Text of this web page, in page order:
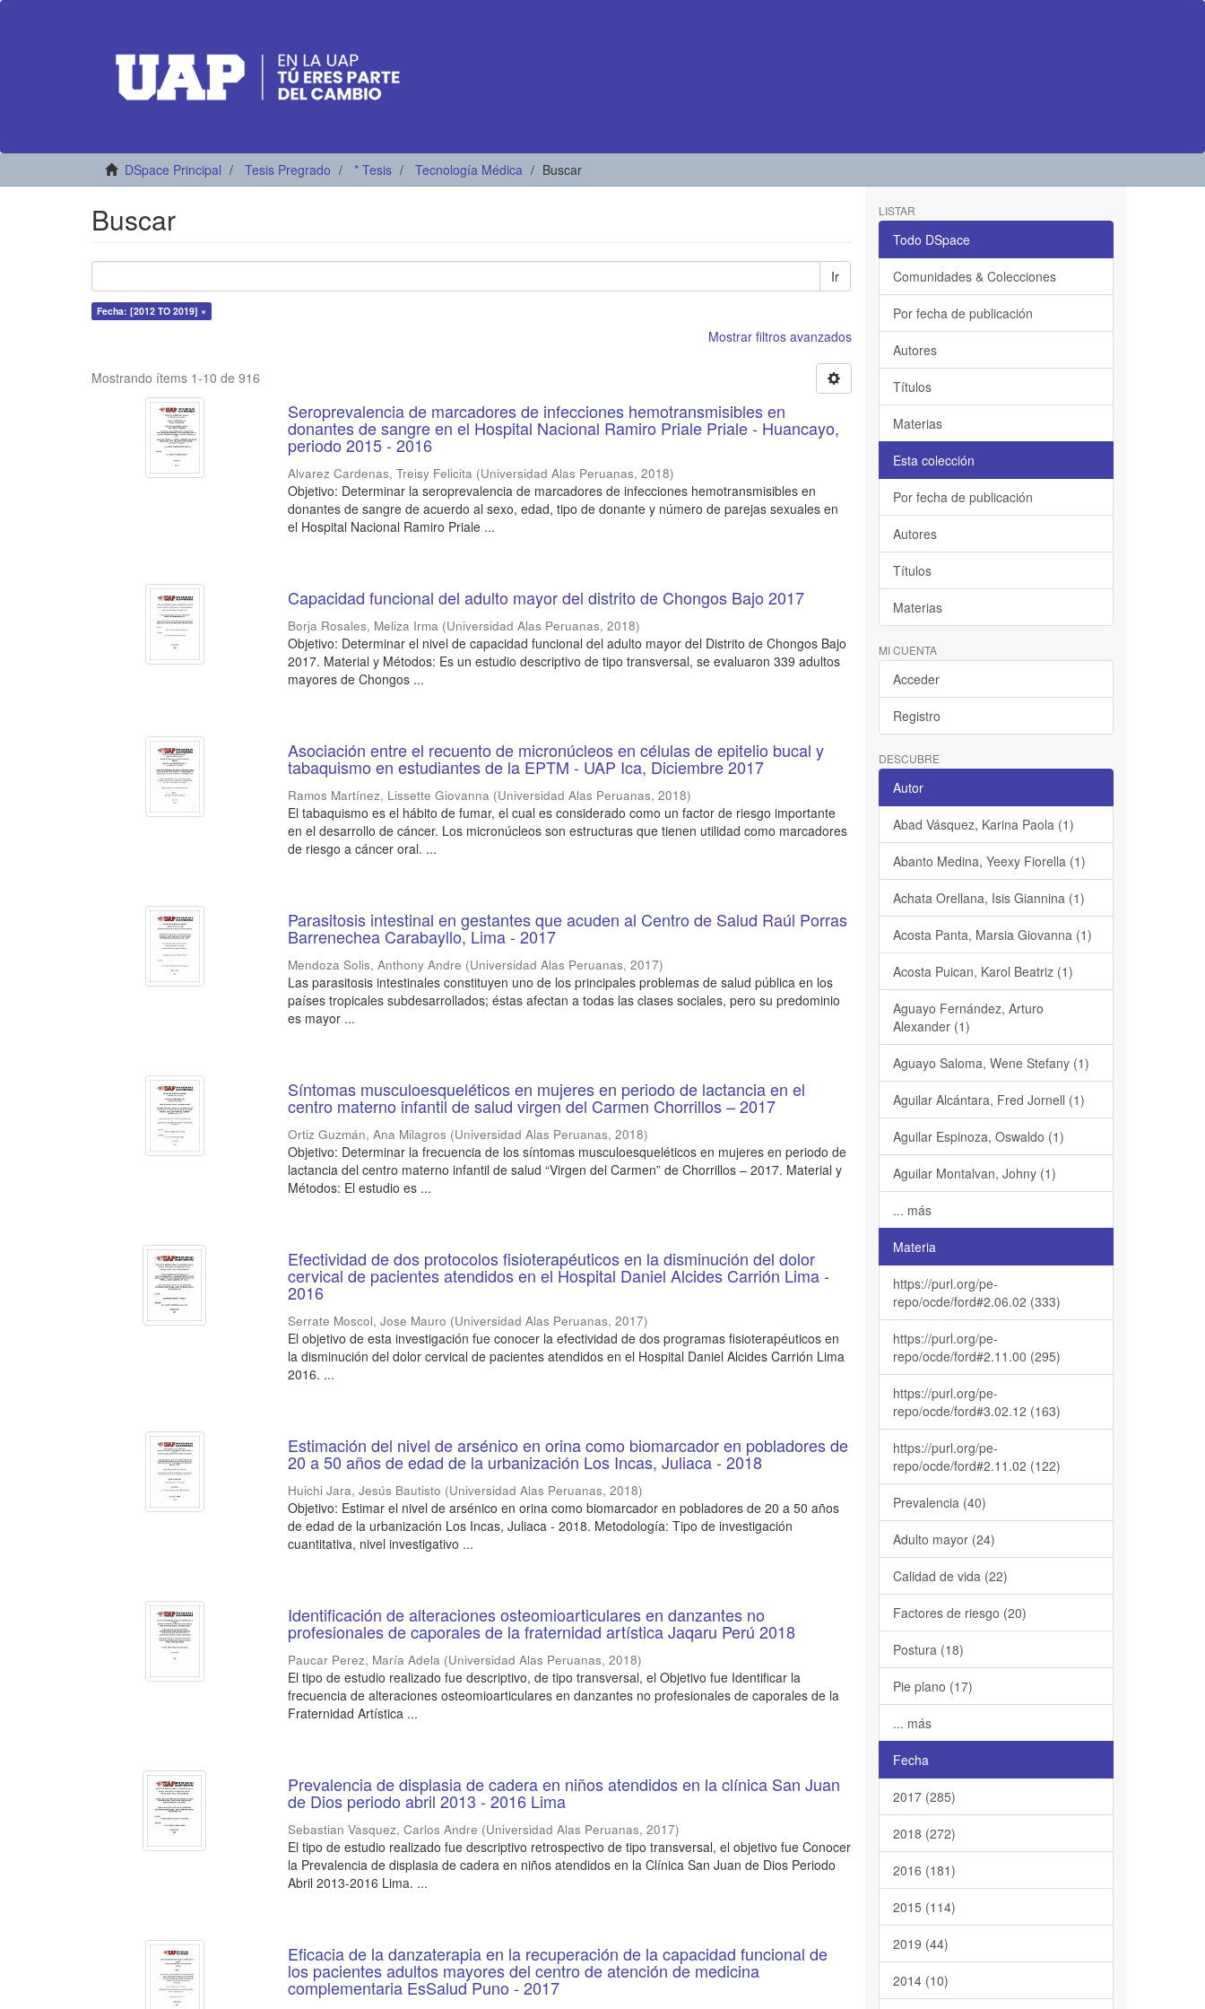
DSpace Principal Tesis Pregrado * Tesis Tecnología Médica Buscar
Buscar
Ir
Fecha: [2012 TO 2019] ×
Mostrar filtros avanzados
Mostrando ítems 1-10 de 916
Seroprevalencia de marcadores de infecciones hemotransmisibles en
donantes de sangre en el Hospital Nacional Ramiro Priale Priale - Huancayo,
periodo 2015 - 2016
Alvarez Cardenas, Treisy Felicita (Universidad Alas Peruanas,2018)
Objetivo: Determinar la seroprevalencia de marcadores de infecciones hemotransmisibles en
donantes de sangre de acuerdo al sexo, edad, tipo de donante y número de parejas sexuales en
el Hospital Nacional Ramiro Priale ...
Capacidad funcional del adulto mayor del distrito de Chongos Bajo 2017
Borja Rosales, Meliza Irma (Universidad Alas Peruanas,2018)
Objetivo: Determinar el nivel de capacidad funcional del adulto mayor del Distrito de Chongos Bajo
2017. Material y Métodos: Es un estudio descriptivo de tipo transversal, se evaluaron 339 adultos
mayores de Chongos ...
Asociación entre el recuento de micronúcleos en células de epitelio bucal y
tabaquismo en estudiantes de la EPTM - UAP Ica, Diciembre 2017
Ramos Martínez, Lissette Giovanna (Universidad Alas Peruanas,2018)
El tabaquismo es el hábito de fumar, el cual es considerado como un factor de riesgo importante
en el desarrollo de cáncer. Los micronúcleos son estructuras que tienen utilidad como marcadores
de riesgo a cáncer oral. ...
Parasitosis intestinal en gestantes que acuden al Centro de Salud Raúl Porras
Barrenechea Carabayllo, Lima - 2017
Mendoza Solis, Anthony Andre (Universidad Alas Peruanas,2017)
Las parasitosis intestinales constituyen uno de los principales problemas de salud pública en los
países tropicales subdesarrollados; éstas afectan a todas las clases sociales, pero su predominio
es mayor ...
Síntomas musculoesqueléticos en mujeres en periodo de lactancia en el
centro materno infantil de salud virgen del Carmen Chorrillos – 2017
Ortiz Guzmán, Ana Milagros (Universidad Alas Peruanas,2018)
Objetivo: Determinar la frecuencia de los síntomas musculoesqueléticos en mujeres en periodo de
lactancia del centro materno infantil de salud “Virgen del Carmen” de Chorrillos – 2017. Material y
Métodos: El estudio es ...
Efectividad de dos protocolos fisioterapéuticos en la disminución del dolor
cervical de pacientes atendidos en el Hospital Daniel Alcides Carrión Lima -
2016
Serrate Moscol, Jose Mauro (Universidad Alas Peruanas,2017)
El objetivo de esta investigación fue conocer la efectividad de dos programas fisioterapéuticos en
la disminución del dolor cervical de pacientes atendidos en el Hospital Daniel Alcides Carrión Lima
2016. ...
Estimación del nivel de arsénico en orina como biomarcador en pobladores de
20 a 50 años de edad de la urbanización Los Incas, Juliaca - 2018
Huichi Jara, Jesús Bautisto (Universidad Alas Peruanas,2018)
Objetivo: Estimar el nivel de arsénico en orina como biomarcador en pobladores de 20 a 50 años
de edad de la urbanización Los Incas, Juliaca - 2018. Metodología: Tipo de investigación
cuantitativa, nivel investigativo ...
Identificación de alteraciones osteomioarticulares en danzantes no
profesionales de caporales de la fraternidad artística Jaqaru Perú 2018
Paucar Perez, María Adela (Universidad Alas Peruanas,2018)
El tipo de estudio realizado fue descriptivo, de tipo transversal, el Objetivo fue Identificar la
frecuencia de alteraciones osteomioarticulares en danzantes no profesionales de caporales de la
Fraternidad Artística ...
Prevalencia de displasia de cadera en niños atendidos en la clínica San Juan
de Dios periodo abril 2013 - 2016 Lima
Sebastian Vasquez, Carlos Andre (Universidad Alas Peruanas,2017)
El tipo de estudio realizado fue descriptivo retrospectivo de tipo transversal, el objetivo fue Conocer
la Prevalencia de displasia de cadera en niños atendidos en la Clínica San Juan de Dios Periodo
Abril 2013-2016 Lima. ...
Eficacia de la danzaterapia en la recuperación de la capacidad funcional de
los pacientes adultos mayores del centro de atención de medicina
complementaria EsSalud Puno - 2017
LISTAR
Todo DSpace
Comunidades & Colecciones
Por fecha de publicación
Autores
Títulos
Materias
Esta colección
Por fecha de publicación
Autores
Títulos
Materias
MI CUENTA
Acceder
Registro
DESCUBRE
Autor
Abad Vásquez, Karina Paola (1)
Abanto Medina, Yeexy Fiorella (1)
Achata Orellana, Isis Giannina (1)
Acosta Panta, Marsia Giovanna (1)
Acosta Puican, Karol Beatriz (1)
Aguayo Fernández, Arturo
Alexander (1)
Aguayo Saloma, Wene Stefany (1)
Aguilar Alcántara, Fred Jornell (1)
Aguilar Espinoza, Oswaldo (1)
Aguilar Montalvan, Johny (1)
... más
Materia
https://purl.org/pe-
repo/ocde/ford#2.06.02 (333)
https://purl.org/pe-
repo/ocde/ford#2.11.00 (295)
https://purl.org/pe-
repo/ocde/ford#3.02.12 (163)
https://purl.org/pe-
repo/ocde/ford#2.11.02 (122)
Prevalencia (40)
Adulto mayor (24)
Calidad de vida (22)
Factores de riesgo (20)
Postura (18)
Pie plano (17)
... más
Fecha
2017 (285)
2018 (272)
2016 (181)
2015 (114)
2019 (44)
2014 (10)